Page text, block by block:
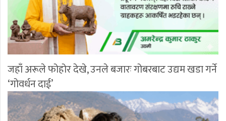
जहाँ अरूले फोहोर देखे, उनले बजारः गोबरबाट उद्यम खडा गर्ने
‘गोवर्धन दाई’